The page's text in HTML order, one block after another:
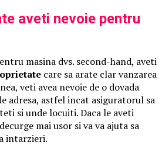
aveti nevoie pentru
masina dvs. second-hand, aveti
care sa arate clar vanzarea
veti avea nevoie de o dovada
adresa, astfel incat asiguratorul sa
si unde locuiti. Daca le aveti
mai usor si va va ajuta sa
intarzieri.